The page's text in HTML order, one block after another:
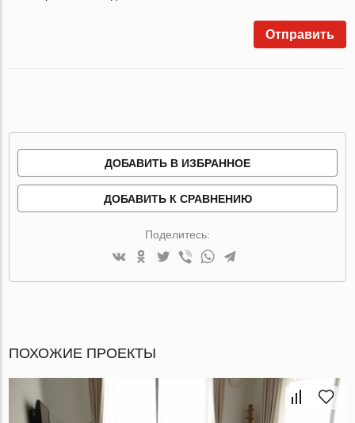
Отправить
ДОБАВИТЬ В ИЗБРАННОЕ
ДОБАВИТЬ К СРАВНЕНИЮ
Поделитесь:
ПОХОЖИЕ ПРОЕКТЫ